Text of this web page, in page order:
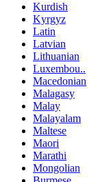
Kurdish
Kyrgyz
Latin
Latvian
Lithuanian
Luxembou..
Macedonian
Malagasy
Malay
Malayalam
Maltese
Maori
Marathi
Mongolian